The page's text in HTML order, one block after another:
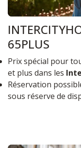
65PLUS
Prix spécial pour
et plus dans les
Réservation
sous réserve de